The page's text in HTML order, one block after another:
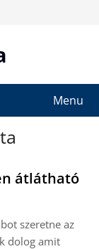
Menu
átlátható
szeretne az
dolog amit